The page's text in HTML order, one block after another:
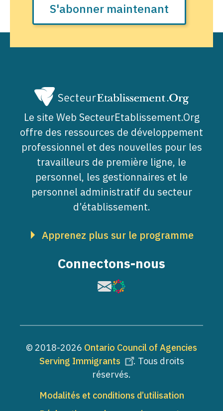
S'abonner maintenant
Le site Web SecteurEtablissement.Org
offre des ressources de développement
professionnel et des nouvelles pour les
travailleurs de première ligne, le
personnel, les gestionnaires et le
personnel administratif du secteur
d’établissement.
Apprenez plus sur le programme
Connectons-nous
Image
Image
© 2018-2026 Ontario Council of Agencies
Serving Immigrants
. Tous droits
réservés.
Pied de page
Modalités et conditions d’utilisation